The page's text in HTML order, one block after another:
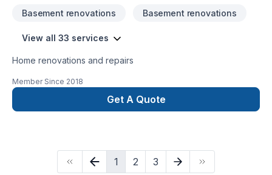
Basement renovations Basement renovations
View all 33 services
Home renovations and repairs
Member Since 2018
Get A Quote
1 2 3